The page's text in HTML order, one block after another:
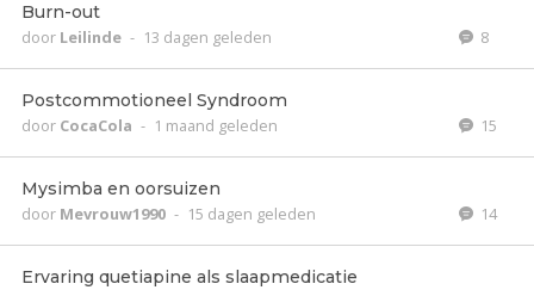
Burn-out
door Leilinde - 13 dagen geleden 8
Postcommotioneel Syndroom
door CocaCola - 1 maand geleden 15
Mysimba en oorsuizen
door Mevrouw1990 - 15 dagen geleden 14
Ervaring quetiapine als slaapmedicatie